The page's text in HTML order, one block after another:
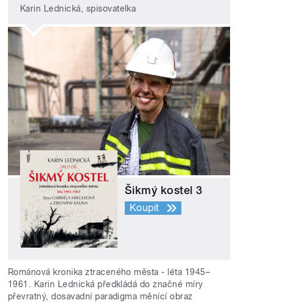
Karin Lednická, spisovatelka
Šikmý kostel 3
Koupit
Románová kronika ztraceného města - léta 1945–
1961. Karin Lednická předkládá do značné míry
převratný, dosavadní paradigma měnící obraz